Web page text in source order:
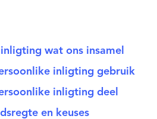
wat ons insamel
inligting gebruik
inligting deel
en keuses